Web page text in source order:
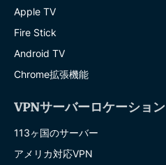
Apple TV
Fire Stick
Android TV
Chrome拡張機能
VPNサーバーロケーション
113ヶ国のサーバー
アメリカ対応VPN